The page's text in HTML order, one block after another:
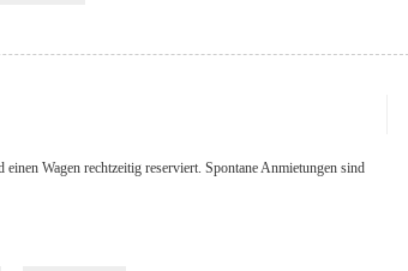
Wagen rechtzeitig reserviert. Spontane Anmietungen sind